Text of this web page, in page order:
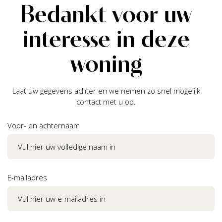
Bedankt voor uw
interesse in deze
woning
Laat uw gegevens achter en we nemen zo snel mogelijk
contact met u op.
Voor- en achternaam
E-mailadres